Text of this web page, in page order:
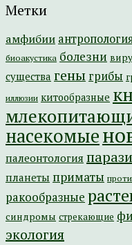
Метки
амфибии
биоакустика болезни
существа гены грибы
иллюзии китообразные
насекомые
палеонтология
планеты приматы
ракообразные
синдромы стрекающие
экология